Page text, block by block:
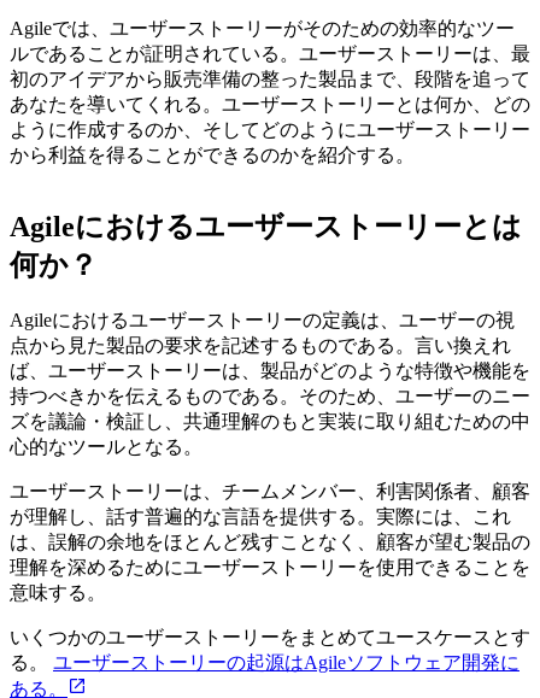
Agileでは、ユーザーストーリーがそのための効率的なツー
ルであることが証明されている。ユーザーストーリーは、最
初のアイデアから販売準備の整った製品まで、段階を追って
あなたを導いてくれる。ユーザーストーリーとは何か、どの
ように作成するのか、そしてどのようにユーザーストーリー
から利益を得ることができるのかを紹介する。
Agileにおけるユーザーストーリーとは
何か？
Agileにおけるユーザーストーリーの定義は、ユーザーの視
点から見た製品の要求を記述するものである。言い換えれ
ば、ユーザーストーリーは、製品がどのような特徴や機能を
持つべきかを伝えるものである。そのため、ユーザーのニー
ズを議論・検証し、共通理解のもと実装に取り組むための中
心的なツールとなる。
ユーザーストーリーは、チームメンバー、利害関係者、顧客
が理解し、話す普遍的な言語を提供する。実際には、これ
は、誤解の余地をほとんど残すことなく、顧客が望む製品の
理解を深めるためにユーザーストーリーを使用できることを
意味する。
いくつかのユーザーストーリーをまとめてユースケースとす
る。 ユーザーストーリーの起源はAgileソフトウェア開発に
ある。